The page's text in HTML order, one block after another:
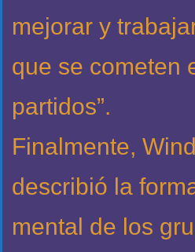
mejorar y
que se cometen
partidos”.
Finalmente,
describió la
mental de los